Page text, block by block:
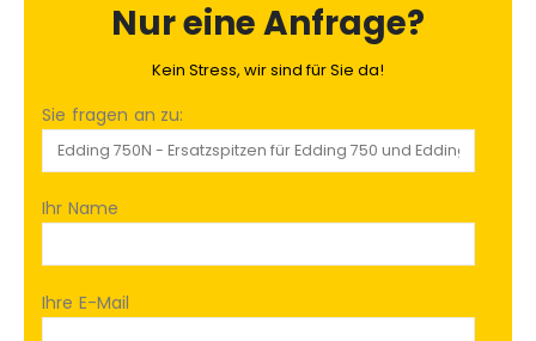
Nur eine Anfrage?
Kein Stress, wir sind für Sie da!
Sie fragen an zu:
Ihr Name
Ihre E-Mail